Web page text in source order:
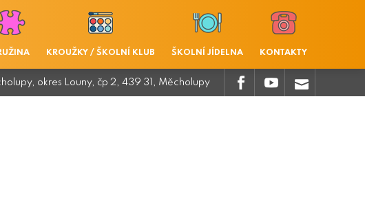
KROUŽKY / ŠKOLNÍ KLUB ŠKOLNÍ JÍDELNA KONTAKTY
okres Louny, čp 2, 439 31, Měcholupy . .